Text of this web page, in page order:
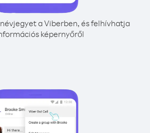
a Viberben, és felhívhatja
képernyőről